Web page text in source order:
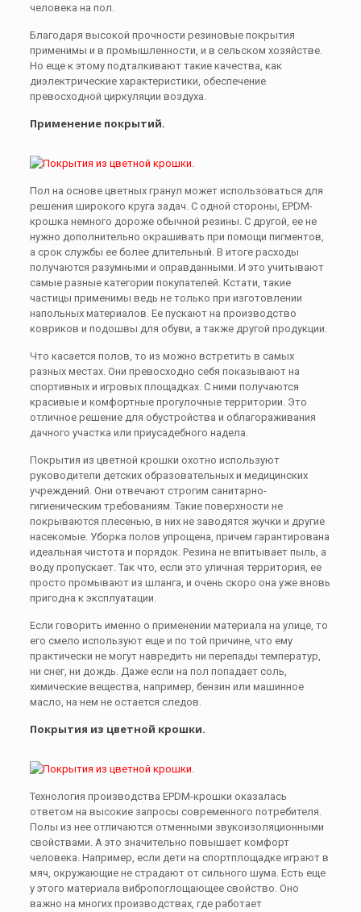
человека на пол.
Благодаря высокой прочности резиновые покрытия
применимы и в промышленности, и в сельском хозяйстве.
Но еще к этому подталкивают такие качества, как
диэлектрические характеристики, обеспечение
превосходной циркуляции воздуха.
Применение покрытий.
Пол на основе цветных гранул может использоваться для
решения широкого круга задач. С одной стороны, EPDM-
крошка немного дороже обычной резины. С другой, ее не
нужно дополнительно окрашивать при помощи пигментов,
а срок службы ее более длительный. В итоге расходы
получаются разумными и оправданными. И это учитывают
самые разные категории покупателей. Кстати, такие
частицы применимы ведь не только при изготовлении
напольных материалов. Ее пускают на производство
ковриков и подошвы для обуви, а также другой продукции.
Что касается полов, то из можно встретить в самых
разных местах. Они превосходно себя показывают на
спортивных и игровых площадках. С ними получаются
красивые и комфортные прогулочные территории. Это
отличное решение для обустройства и облагораживания
дачного участка или приусадебного надела.
Покрытия из цветной крошки охотно используют
руководители детских образовательных и медицинских
учреждений. Они отвечают строгим санитарно-
гигиеническим требованиям. Такие поверхности не
покрываются плесенью, в них не заводятся жучки и другие
насекомые. Уборка полов упрощена, причем гарантирована
идеальная чистота и порядок. Резина не впитывает пыль, а
воду пропускает. Так что, если это уличная территория, ее
просто промывают из шланга, и очень скоро она уже вновь
пригодна к эксплуатации.
Если говорить именно о применении материала на улице, то
его смело используют еще и по той причине, что ему
практически не могут навредить ни перепады температур,
ни снег, ни дождь. Даже если на пол попадает соль,
химические вещества, например, бензин или машинное
масло, на нем не остается следов.
Покрытия из цветной крошки.
Технология производства EPDM-крошки оказалась
ответом на высокие запросы современного потребителя.
Полы из нее отличаются отменными звукоизоляционными
свойствами. А это значительно повышает комфорт
человека. Например, если дети на спортплощадке играют в
мяч, окружающие не страдают от сильного шума. Есть еще
у этого материала вибропоглощающее свойство. Оно
важно на многих производствах, где работает